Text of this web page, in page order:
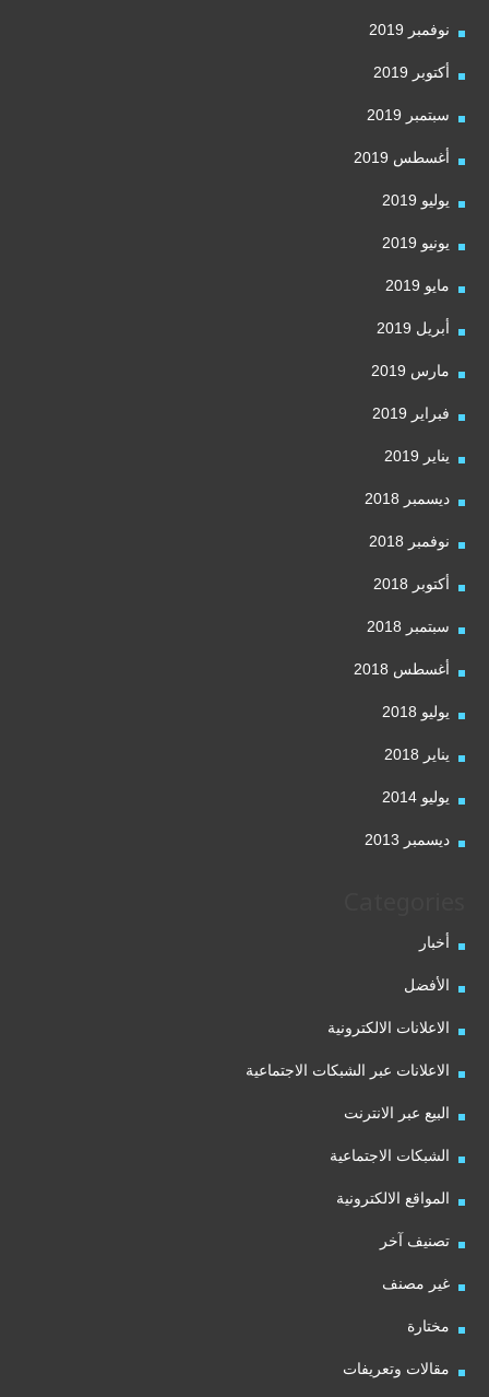
نوفمبر 2019
أكتوبر 2019
سبتمبر 2019
أغسطس 2019
يوليو 2019
يونيو 2019
مايو 2019
أبريل 2019
مارس 2019
فبراير 2019
يناير 2019
ديسمبر 2018
نوفمبر 2018
أكتوبر 2018
سبتمبر 2018
أغسطس 2018
يوليو 2018
يناير 2018
يوليو 2014
ديسمبر 2013
أخبار
الأفضل
الاعلانات الالكترونية
الاعلانات عبر الشبكات الاجتماعية
البيع عبر الانترنت
الشبكات الاجتماعية
المواقع الالكترونية
تصنيف آخر
غير مصنف
مختارة
مقالات وتعريفات